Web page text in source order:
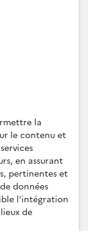
la
le contenu et
en assurant
pertinentes et
données
l'intégration
de